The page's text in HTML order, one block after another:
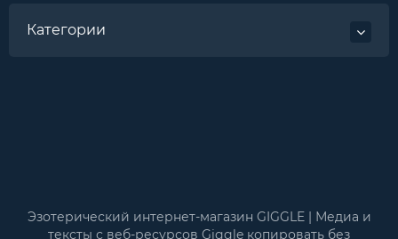
Категории
Эзотерический интернет-магазин GIGGLE | Медиа и
тексты с веб-ресурсов Giggle копировать без